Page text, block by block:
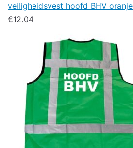
veiligheidsvest hoofd BHV oranje
€12.04